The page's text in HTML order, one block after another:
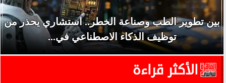
بين تطوير الطب وصناعة الخطر.. استشاري يحذر من
توظيف الذكاء الاصطناعي في...
الأكثر قراءة